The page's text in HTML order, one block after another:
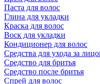
Паста для волос
Глина для укладки
Краска для волос
Воск для укладки
Кондиционер для волос
Средства для ухода за
Средство для бритья
Средство после бритья
Спрей для волос